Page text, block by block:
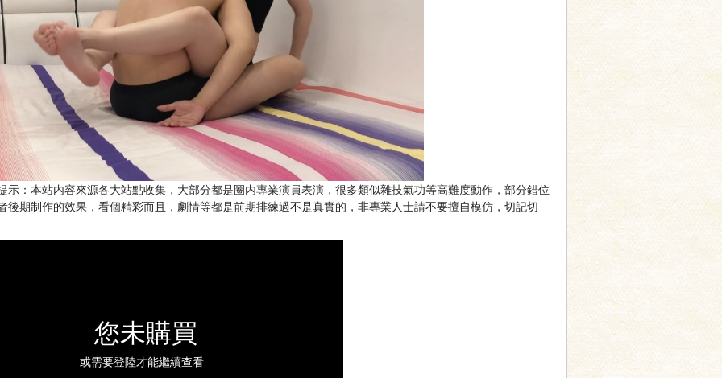
示：本站内容來源各大站點收集，大部分都是圈内專業演員表演，很多類似雜技氣功等高難度動作，部分錯位
後期制作的效果，看個精彩而且，劇情等都是前期排練過不是真實的，非專業人士請不要擅自模仿，切記切
您未購買
或需要登陸才能繼續查看